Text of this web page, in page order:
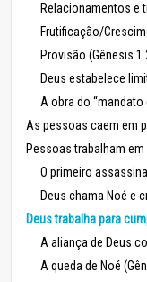
Relacionamentos e
Frutificação/
Provisão (Gênesis
Deus estabelece
A obra do “mandato
As pessoas caem em
Pessoas trabalham
O primeiro
Deus chama Noé e
Deus trabalha para
A aliança de Deus
A queda de Noé